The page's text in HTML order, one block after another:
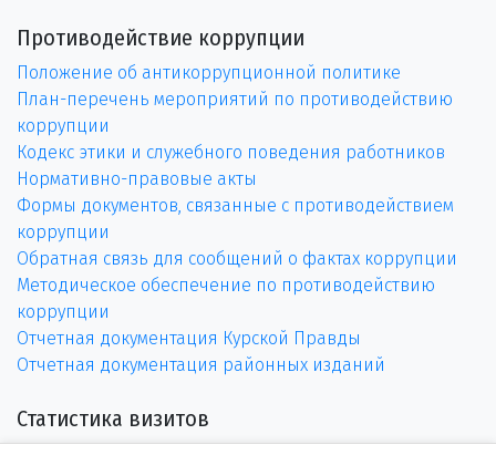
Противодействие коррупции
Положение об антикоррупционной политике
План-перечень мероприятий по противодействию
коррупции
Кодекс этики и служебного поведения работников
Нормативно-правовые акты
Формы документов, связанные с противодействием
коррупции
Обратная связь для сообщений о фактах коррупции
Методическое обеспечение по противодействию
коррупции
Отчетная документация Курской Правды
Отчетная документация районных изданий
Статистика визитов